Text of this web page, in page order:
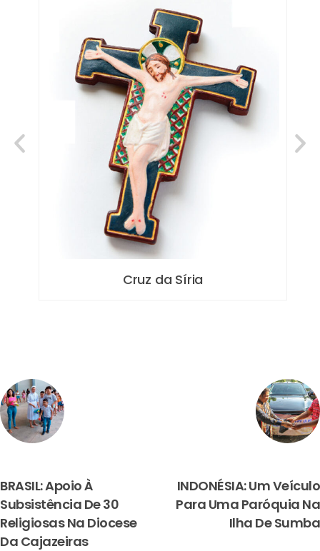
Cruz da Síria
BRASIL: Apoio À
Subsistência De 30
Religiosas Na Diocese
Da Cajazeiras
INDONÉSIA: Um Veículo
Para Uma Paróquia Na
Ilha De Sumba